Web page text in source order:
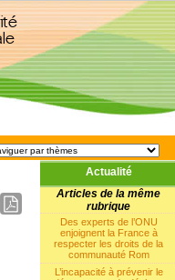
Actualité
Articles de la même
rubrique
Des experts de l’ONU
enjoignent la France à
respecter les droits de la
communauté Rom
L’incapacité à prévenir le